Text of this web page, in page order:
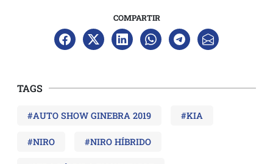
COMPARTIR
TAGS
#AUTO SHOW GINEBRA 2019 #KIA
#NIRO #NIRO HÍBRIDO